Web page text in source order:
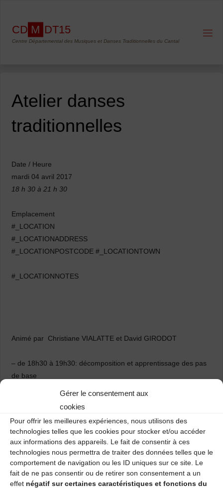
Gérer le consentement aux
cookies
Pour offrir les meilleures expériences, nous utilisons des
technologies telles que les cookies pour stocker et/ou accéder
aux informations des appareils. Le fait de consentir à ces
technologies nous permettra de traiter des données telles que le
comportement de navigation ou les ID uniques sur ce site. Le
fait de ne pas consentir ou de retirer son consentement a un
effet négatif sur certaines caractéristiques et fonctions du
content
CD M DT15
Centre Départemental des Musiques et Danses Traditionnelles du Cantal
Atelier danses
traditionnelles
Date / Heure
mardi 04 avril 2017
18 h 30 à 21 h 30
Emplacement
#_LOCATION
#_LOCATIONADDRESS
#_LOCATIONPOSTCODE #_LOCATIONTOWN
#_LOCATIONNOTES
Animé par Christiane VIALATTE et David GIRODOT
– de 18h30 à 19h30: décomposition et apprentissage des pas
de base
Atelier danses traditionnelles
Atelier danses traditionnelles